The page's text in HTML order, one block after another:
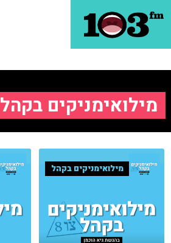
מילואימניקים בקהל
מילואימניקים בקהל